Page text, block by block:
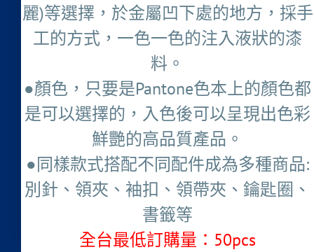
麗)等選擇，於金屬凹下處的地方，採手
工的方式，一色一色的注入液狀的漆
料。
●顏色，只要是Pantone色本上的顏色都
是可以選擇的，入色後可以呈現出色彩
鮮艷的高品質產品。
●同樣款式搭配不同配件成為多種商品:
別針、領夾、袖扣、領帶夾、鑰匙圈、
書籤等
全台最低訂購量：50pcs